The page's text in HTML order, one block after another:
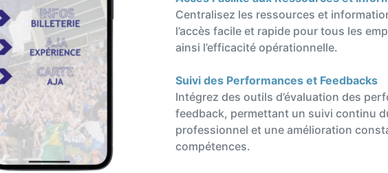
Centralisez les ressources et
l’accès facile et rapide pour tous les
ainsi l’efficacité opérationnelle.
Suivi des Performances et Feedbacks
Intégrez des outils d’évaluation des
feedback, permettant un suivi continu
professionnel et une amélioration
compétences.